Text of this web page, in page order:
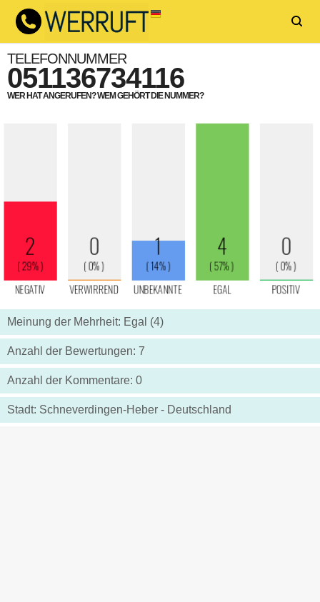
TELEFONNUMMER
051136734116
WER HAT ANGERUFEN? WEM GEHÖRT DIE NUMMER?
Meinung der Mehrheit: Egal (4)
Anzahl der Bewertungen: 7
Anzahl der Kommentare: 0
Stadt: Schneverdingen-Heber - Deutschland